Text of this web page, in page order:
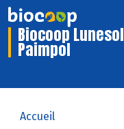
Biocoop Lunesol
Paimpol
Accueil